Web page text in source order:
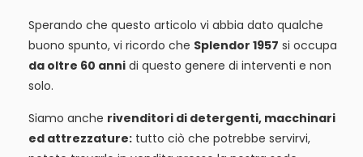
Sperando che questo articolo vi abbia dato qualche
buono spunto, vi ricordo che Splendor 1957 si occupa
da oltre 60 anni di questo genere di interventi e non
solo.
Siamo anche rivenditori di detergenti, macchinari
ed attrezzature: tutto ciò che potrebbe servirvi,